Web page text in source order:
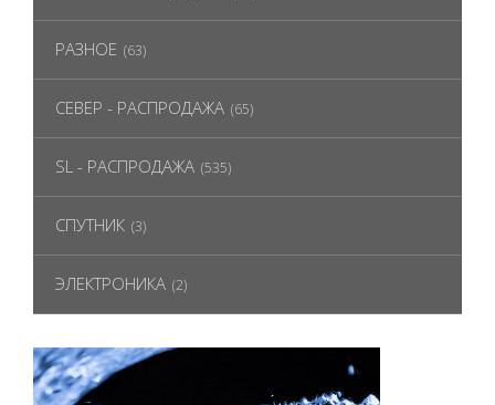
РАЗНОЕ (63)
СЕВЕР - РАСПРОДАЖА (65)
SL - РАСПРОДАЖА (535)
СПУТНИК (3)
ЭЛЕКТРОНИКА (2)